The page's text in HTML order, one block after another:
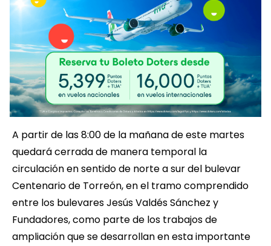
A partir de las 8:00 de la mañana de este martes
quedará cerrada de manera temporal la
circulación en sentido de norte a sur del bulevar
Centenario de Torreón, en el tramo comprendido
entre los bulevares Jesús Valdés Sánchez y
Fundadores, como parte de los trabajos de
ampliación que se desarrollan en esta importante